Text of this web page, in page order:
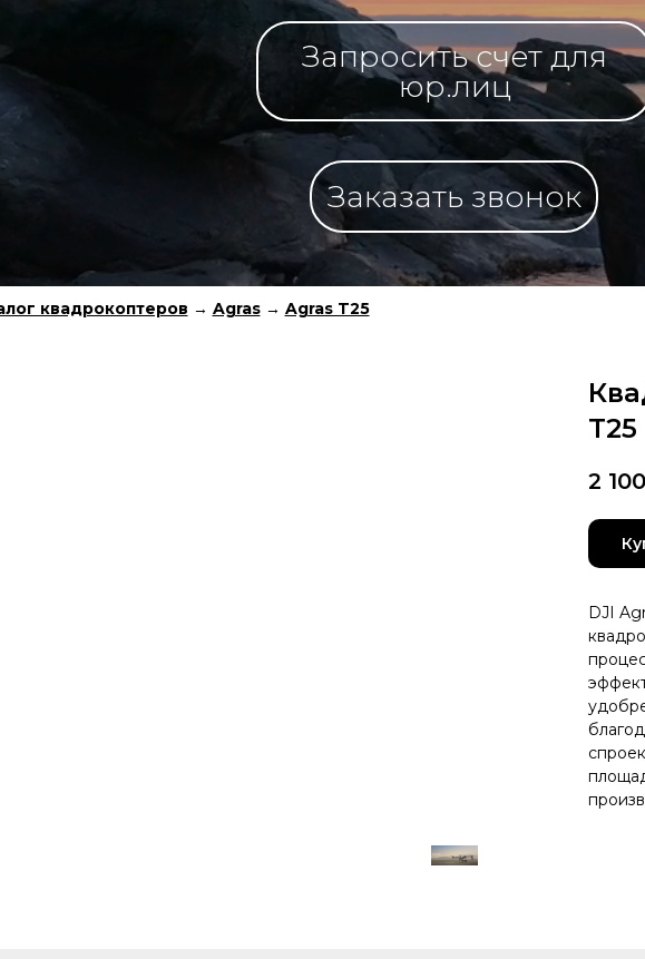
Заказать звонок
Запросить счет для
юр.лиц
квадрокоптеров → Agras → Agras T25
T25
2
DJI